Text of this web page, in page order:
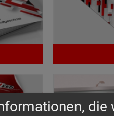
die